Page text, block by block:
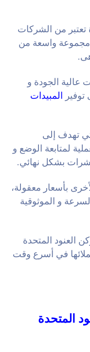
تعتبر من الشركات
مجموعة واسعة من
عالية الجودة و
المبيدات
تهدف إلى
لمتابعة الوضع و
بشكل نهائي.
بأسعار معقولة،
و الموثوقية
العنود المتحدة
في أسرع وقت
المتحدة